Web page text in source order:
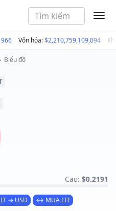
966 Vốn hóa:$2,210,759,109,094
Biểu đồ
Cao: $0.2191
→ USD ↔ MUA LIT